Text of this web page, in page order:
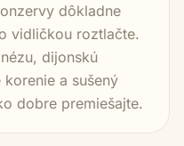
dôkladne
vidličkou roztlačte.
dijonskú
a sušený
dobre premiešajte.